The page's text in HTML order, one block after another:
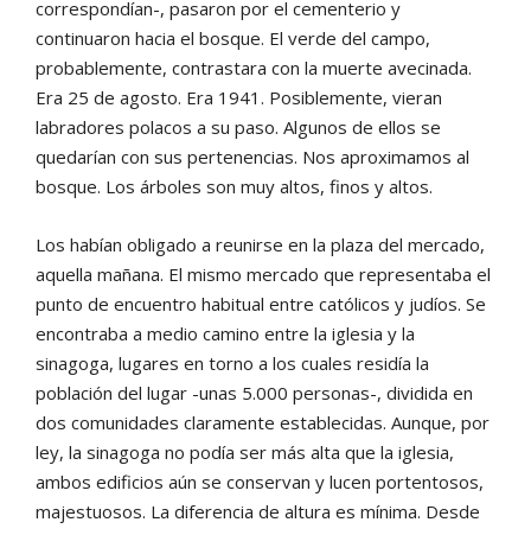
correspondían-, pasaron por el cementerio y
continuaron hacia el bosque. El verde del campo,
probablemente, contrastara con la muerte avecinada.
Era 25 de agosto. Era 1941. Posiblemente, vieran
labradores polacos a su paso. Algunos de ellos se
quedarían con sus pertenencias. Nos aproximamos al
bosque. Los árboles son muy altos, finos y altos.
Los habían obligado a reunirse en la plaza del mercado,
aquella mañana. El mismo mercado que representaba el
punto de encuentro habitual entre católicos y judíos. Se
encontraba a medio camino entre la iglesia y la
sinagoga, lugares en torno a los cuales residía la
población del lugar -unas 5.000 personas-, dividida en
dos comunidades claramente establecidas. Aunque, por
ley, la sinagoga no podía ser más alta que la iglesia,
ambos edificios aún se conservan y lucen portentosos,
majestuosos. La diferencia de altura es mínima. Desde